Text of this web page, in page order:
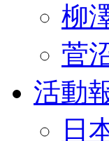
柳
菅
活動
日